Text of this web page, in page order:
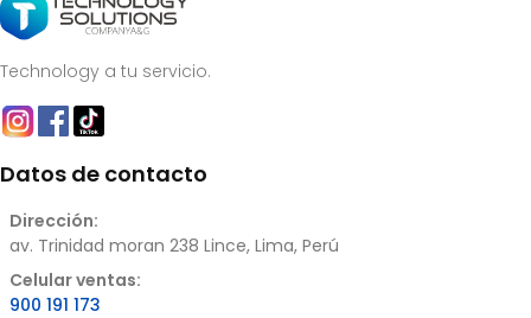
Technology a tu servicio.
Datos de contacto
Dirección:
av. Trinidad moran 238 Lince, Lima, Perú
Celular ventas:
900 191 173